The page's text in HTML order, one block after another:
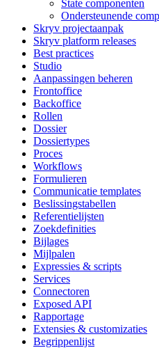
State componenten
Ondersteunende
Skryv projectaanpak
Skryv platform releases
Best practices
Studio
Aanpassingen beheren
Frontoffice
Backoffice
Rollen
Dossier
Dossiertypes
Proces
Workflows
Formulieren
Communicatie templates
Beslissingstabellen
Referentielijsten
Zoekdefinities
Bijlages
Mijlpalen
Expressies & scripts
Services
Connectoren
Exposed API
Rapportage
Extensies & customizaties
Begrippenlijst